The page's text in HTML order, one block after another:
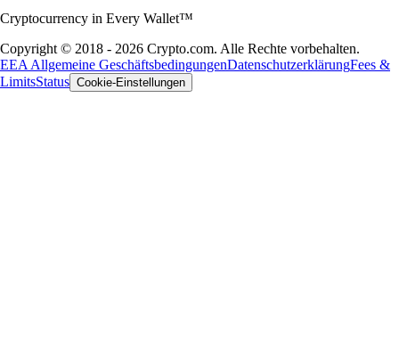
Cryptocurrency in Every Wallet™
Copyright © 2018 - 2026 Crypto.com. Alle Rechte vorbehalten.
EEA Allgemeine GeschäftsbedingungenDatenschutzerklärungFees &
LimitsStatus Cookie-Einstellungen